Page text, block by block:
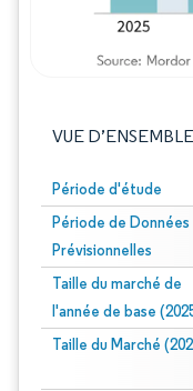
VUE
Période d'étude
Période de Données
Prévisionnelles
Taille du marché de
l'année de base
Taille du Marché